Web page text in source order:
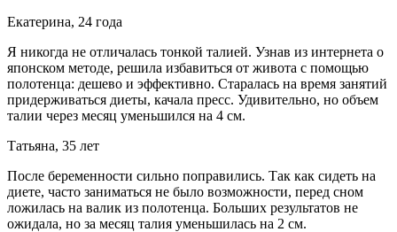
Екатерина, 24 года
Я никогда не отличалась тонкой талией. Узнав из интернета о
японском методе, решила избавиться от живота с помощью
полотенца: дешево и эффективно. Старалась на время занятий
придерживаться диеты, качала пресс. Удивительно, но объем
талии через месяц уменьшился на 4 см.
Татьяна, 35 лет
После беременности сильно поправились. Так как сидеть на
диете, часто заниматься не было возможности, перед сном
ложилась на валик из полотенца. Больших результатов не
ожидала, но за месяц талия уменьшилась на 2 см.